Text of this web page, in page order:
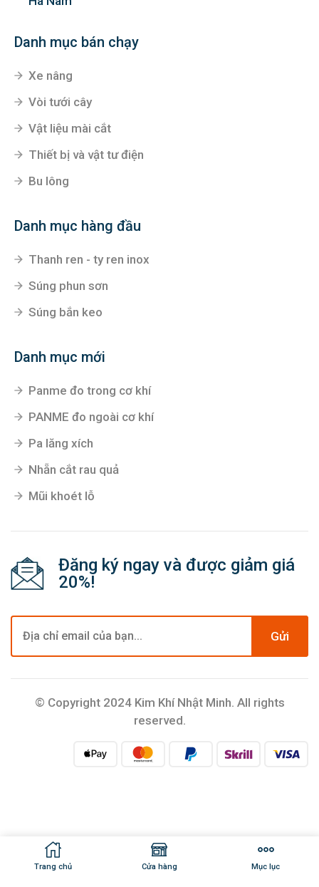
Trang chủ Cửa hàng Mục lục
Liêm Chính- Phủ Lý- Hà Nam
Hà Nam
Đường Lê Duẩn- khu ĐT CEO1- Liêm Chính- Phủ Lý -
Danh mục bán chạy
Vật liệu mài cắt
Danh mục hàng đầu
Thanh ren - ty ren inox
Danh mục mới
Pa lăng xích
Nhẵn cắt rau quả
Mũi khoét lỗ
Đăng ký ngay và được giảm giá
20%!